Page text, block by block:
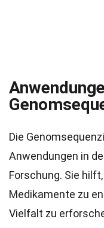
Die
Anwendungen in
Forschung. Sie
Medikamente zu
Vielfalt zu